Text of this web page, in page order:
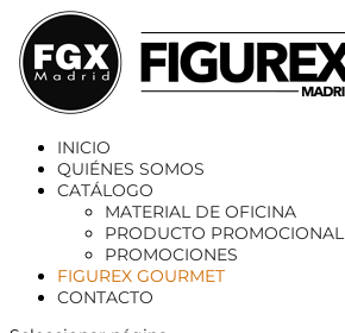
INICIO
QUIÉNES SOMOS
CATÁLOGO
MATERIAL DE OFICINA
PRODUCTO PROMOCIONAL
PROMOCIONES
FIGUREX GOURMET
CONTACTO